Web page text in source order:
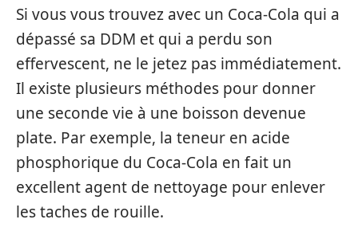
Si vous vous trouvez avec un Coca-Cola qui a
dépassé sa DDM et qui a perdu son
effervescent, ne le jetez pas immédiatement.
Il existe plusieurs méthodes pour donner
une seconde vie à une boisson devenue
plate. Par exemple, la teneur en acide
phosphorique du Coca-Cola en fait un
excellent agent de nettoyage pour enlever
les taches de rouille.